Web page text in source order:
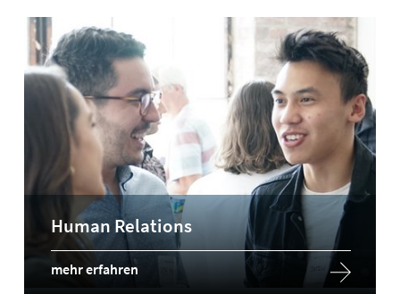
Human Relations
mehr erfahren